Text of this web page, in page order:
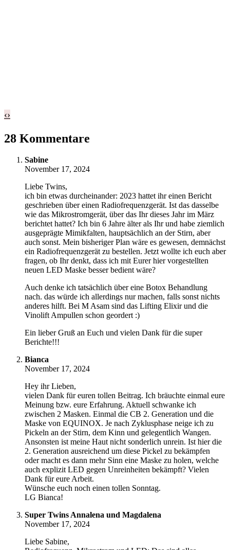
‹›
28 Kommentare
Sabine
November 17, 2024
Liebe Twins,
ich bin etwas durcheinander: 2023 hattet ihr einen Bericht
geschrieben über einen Radiofrequenzgerät. Ist das dasselbe
wie das Mikrostromgerät, über das Ihr dieses Jahr im März
berichtet hattet? Ich bin 6 Jahre älter als Ihr und habe ziemlich
ausgeprägte Mimikfalten, hauptsächlich an der Stirn, aber
auch sonst. Mein bisheriger Plan wäre es gewesen, demnächst
ein Radiofrequenzgerät zu bestellen. Jetzt wollte ich euch aber
fragen, ob Ihr denkt, dass ich mit Eurer hier vorgestellten
neuen LED Maske besser bedient wäre?
Auch denke ich tatsächlich über eine Botox Behandlung
nach. das würde ich allerdings nur machen, falls sonst nichts
anderes hilft. Bei M Asam sind das Lifting Elixir und die
Vinolift Ampullen schon geordert :)
Ein lieber Gruß an Euch und vielen Dank für die super
Berichte!!!
Bianca
November 17, 2024
Hey ihr Lieben,
vielen Dank für euren tollen Beitrag. Ich bräuchte einmal eure
Meinung bzw. eure Erfahrung. Aktuell schwanke ich
zwischen 2 Masken. Einmal die CB 2. Generation und die
Maske von EQUINOX. Je nach Zyklusphase neige ich zu
Pickeln an der Stirn, dem Kinn und gelegentlich Wangen.
Ansonsten ist meine Haut nicht sonderlich unrein. Ist hier die
2. Generation ausreichend um diese Pickel zu bekämpfen
oder macht es dann mehr Sinn eine Maske zu holen, welche
auch explizit LED gegen Unreinheiten bekämpft? Vielen
Dank für eure Arbeit.
Wünsche euch noch einen tollen Sonntag.
LG Bianca!
Super Twins Annalena und Magdalena
November 17, 2024
Liebe Sabine,